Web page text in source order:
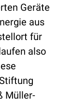
Geräte
aus
für
also
Müller-